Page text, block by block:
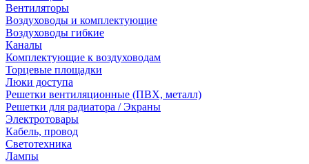
Вентиляторы
Воздуховоды и комплектующие
Воздуховоды гибкие
Каналы
Комплектующие к воздуховодам
Торцевые площадки
Люки доступа
Решетки вентиляционные (ПВХ, металл)
Решетки для радиатора / Экраны
Электротовары
Кабель, провод
Светотехника
Лампы